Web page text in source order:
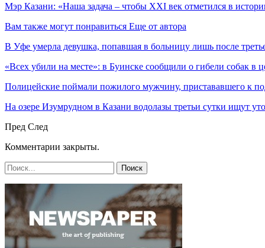
Мэр Казани: «Наша задача – чтобы ХХI век отметился в
Вам также могут понравиться Еще от автора
В Уфе умерла девушка, попавшая в больницу лишь после
«Всех убили на месте»: в Буинске сообщили о гибели собак в
Полицейские поймали пожилого мужчину, пристававшего к
На озере Изумрудном в Казани водолазы третьи сутки ищут
Пред След
Комментарии закрыты.